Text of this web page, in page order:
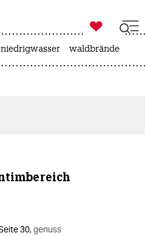
ich

taz zahl ich
niedrigwasser waldbrände
30,genuss